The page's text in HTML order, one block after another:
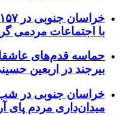
با اجتماعات مردمی
حماسه قدم‌های
بیرجند در اربعین
میدان‌داری مردم پای